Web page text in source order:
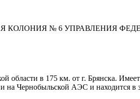
КОЛОНИЯ № 6 УПРАВЛЕНИЯ
области в 175 км. от г. Брянска.
на Чернобыльской АЭС и находится в